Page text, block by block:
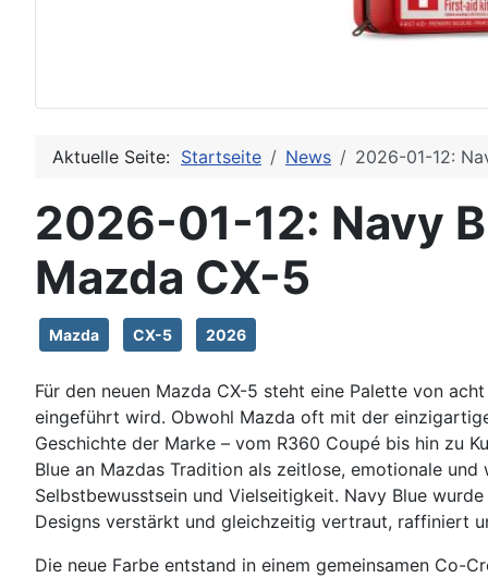
Aktuelle Seite: Startseite News 2026-01-12:
2026-01-12: Navy
Mazda CX-5
Mazda CX-5 2026
Für den neuen Mazda CX-5 steht eine Palette von
eingeführt wird. Obwohl Mazda oft mit der
Geschichte der Marke – vom R360 Coupé bis hin zu
Blue an Mazdas Tradition als zeitlose, emotionale
Selbstbewusstsein und Vielseitigkeit. Navy Blue
Designs verstärkt und gleichzeitig vertraut, raffiniert
Die neue Farbe entstand in einem gemeinsamen Co-